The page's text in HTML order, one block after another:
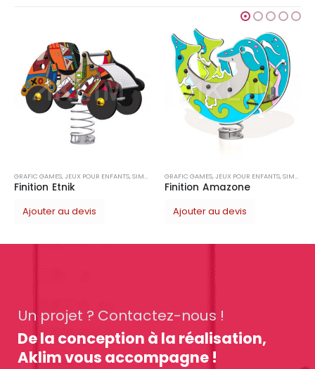
ENFANTS,SIMPLE GRAFIC GAMES,JEUX POUR ENFANTS,SIMPLE
Ajouter au devis
GRAFIC GAMES,JEUX
Finition Ocean
Ajouter au devis
Un projet ? Contactez-nous !
De la conception à la réalisation,
Aklim vous accompagne !